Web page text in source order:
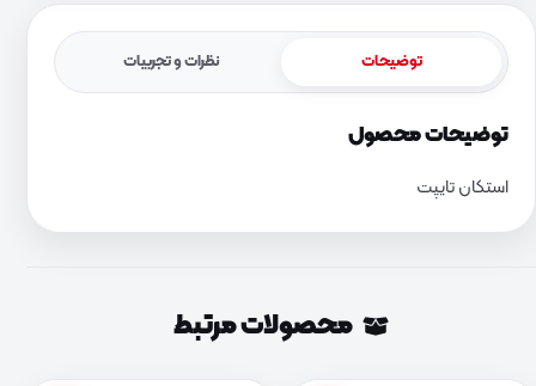
توضیحات نظرات و تجربیات
توضیحات محصول
استکان تایپت
محصولات مرتبط